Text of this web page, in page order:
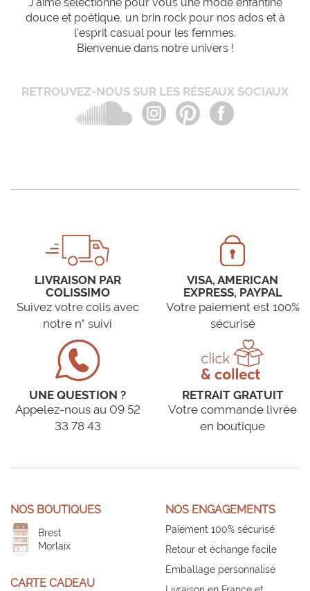
J'aime sélectionne pour vous une mode enfantine
douce et poétique, un brin rock pour nos ados et à
l'esprit casual pour les femmes.
Bienvenue dans notre univers !
RETROUVEZ-NOUS SUR LES RÉSEAUX SOCIAUX
LIVRAISON PAR
COLISSIMO
Suivez votre colis avec
notre n° suivi
VISA, AMERICAN
EXPRESS, PAYPAL
Votre paiement est 100%
sécurisé
UNE QUESTION ?
Appelez-nous au 09 52
33 78 43
RETRAIT GRATUIT
Votre commande livrée
en boutique
NOS BOUTIQUES
Brest
Morlaix
CARTE CADEAU
NOS ENGAGEMENTS
Paiement 100% sécurisé
Retour et échange facile
Emballage personnalisé